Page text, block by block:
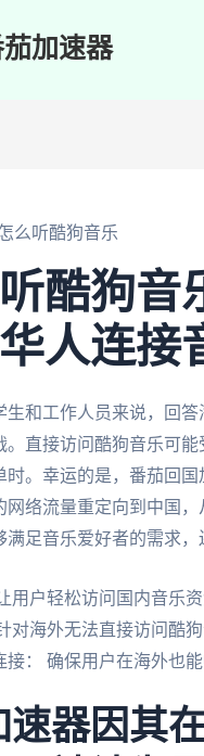
加速器
么听酷狗音乐
酷狗音
人连接
生和工作人员来说，回
直接访问酷狗音乐可
时。幸运的是，番茄回
网络流量重定向到中国
足音乐爱好者的需求，
用户轻松访问国内音乐
对海外无法直接访问酷狗
： 确保用户在海外也能
器因其